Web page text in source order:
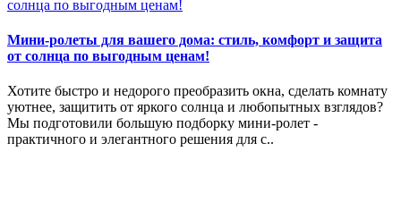
Мини-ролеты для вашего дома: стиль, комфорт и защита
от солнца по выгодным ценам!
Хотите быстро и недорого преобразить окна, сделать комнату
уютнее, защитить от яркого солнца и любопытных взглядов?
Мы подготовили большую подборку мини-ролет -
практичного и элегантного решения для с..